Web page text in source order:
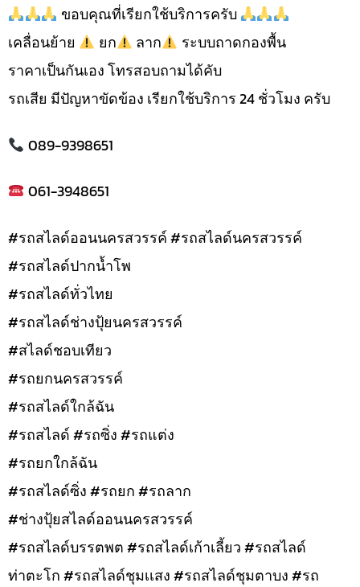
ขอบคุณที่เรียกใช้บริการครับ
เคลื่อนย้าย
ยก ลาก
ระบบถาดกองพื้น
ราคาเป็นกันเอง โทรสอบถามได้คับ
รถเสีย มีปัญหาขัดข้อง เรียกใช้บริการ 24 ชั่วโมง ครับ
089-9398651
061-3948651
#รถสไลด์ออนนครสวรรค์ #รถสไลด์นครสวรรค์
#รถสไลด์ปากน้ำโพ
#รถสไลด์ทั่วไทย
#รถสไลด์ช่างปุ้ยนครสวรรค์
#สไลด์ชอบเทียว
#รถยกนครสวรรค์
#รถสไลด์ใกล้ฉัน
#รถสไลด์ #รถซิ่ง #รถแต่ง
#รถยกใกล้ฉัน
#รถสไลด์ซิ่ง #รถยก #รถลาก
#ช่างปุ้ยสไลด์ออนนครสวรรค์
#รถสไลด์บรรตพต #รถสไลด์เก้าเลี้ยว #รถสไลด์
ท่าตะโก #รถสไลด์ชุมเเสง #รถสไลด์ชุมตาบง #รถ